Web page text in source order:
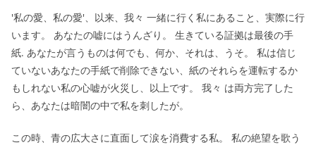
'私の愛、私の愛'、以来、我々 一緒に行く私にあること、実際に行
います。 あなたの嘘にはうんざり。 生きている証拠は最後の手
紙. あなたが言うものは何でも、何か、それは、うそ。 私は信じ
ていないあなたの手紙で削除できない、紙のそれらを運転するか
もしれない私の心嘘が火災し、以上です。 我々 は両方完了した
ら、あなたは暗闇の中で私を刺したが。
この時、青の広大さに直面して涙を消費する私。 私の絶望を歌う